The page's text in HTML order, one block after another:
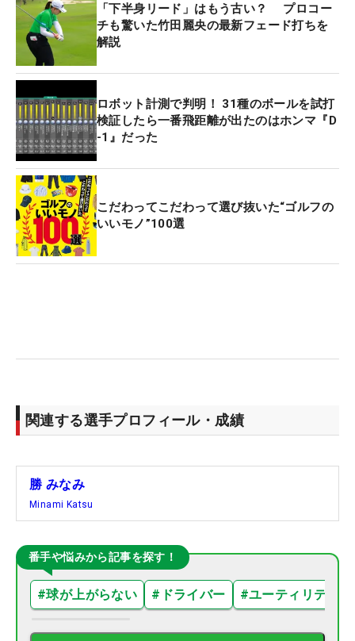
「下半身リード」はもう古い？ プロコー
チも驚いた竹田麗央の最新フェード打ちを
解説
ロボット計測で判明！ 31種のボールを試打
検証したら一番飛距離が出たのはホンマ『D
-1』だった
こだわってこだわって選び抜いた“ゴルフの
いいモノ”100選
関連する選手プロフィール・成績
勝 みなみ
Minami Katsu
番手や悩みから記事を探す！
#球が上がらない # ドライバー #ユーティリティ